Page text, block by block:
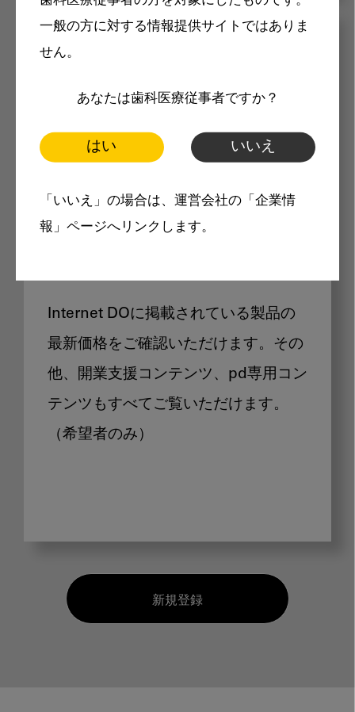
一般の方に対する情報提供サイトではありま
せん。
あなたは歯科医療従事者ですか？
はい いいえ
「いいえ」の場合は、運営会社の「企業情
報」ページへリンクします。
Internet DOに掲載されている
製品価格も閲覧可能
Internet DOに掲載されている製品の
最新価格をご確認いただけます。その
他、開業支援コンテンツ、pd専用コン
テンツもすべてご覧いただけます。
（希望者のみ）
新規登録